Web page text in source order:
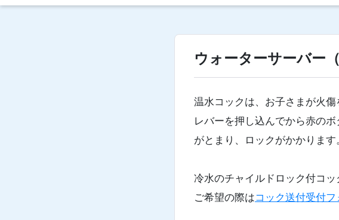
ウォーターサーバー
温水コックは、お子さまが火傷
レバーを押し込んでから赤の
がとまり、ロックがかかります
冷水のチャイルドロック付コッ
ご希望の際はコック送付受付フ